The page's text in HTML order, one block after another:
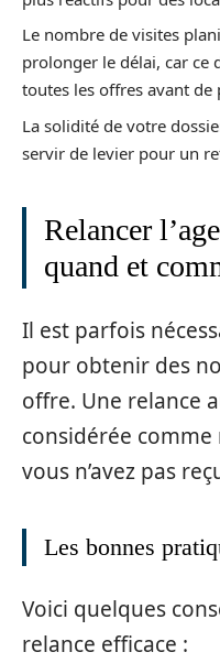
Le nombre de visites
prolonger le délai, car ce
toutes les offres avant de
La solidité de votre
servir de levier pour un
Relancer
quand et
Il est parfois
pour obtenir des
offre. Une relance
considérée
vous n’avez pas
Les bonnes
Voici quelques
relance efficace :